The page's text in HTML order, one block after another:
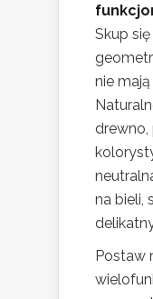
Skup
nie
drewno,
na bieli,
Postaw